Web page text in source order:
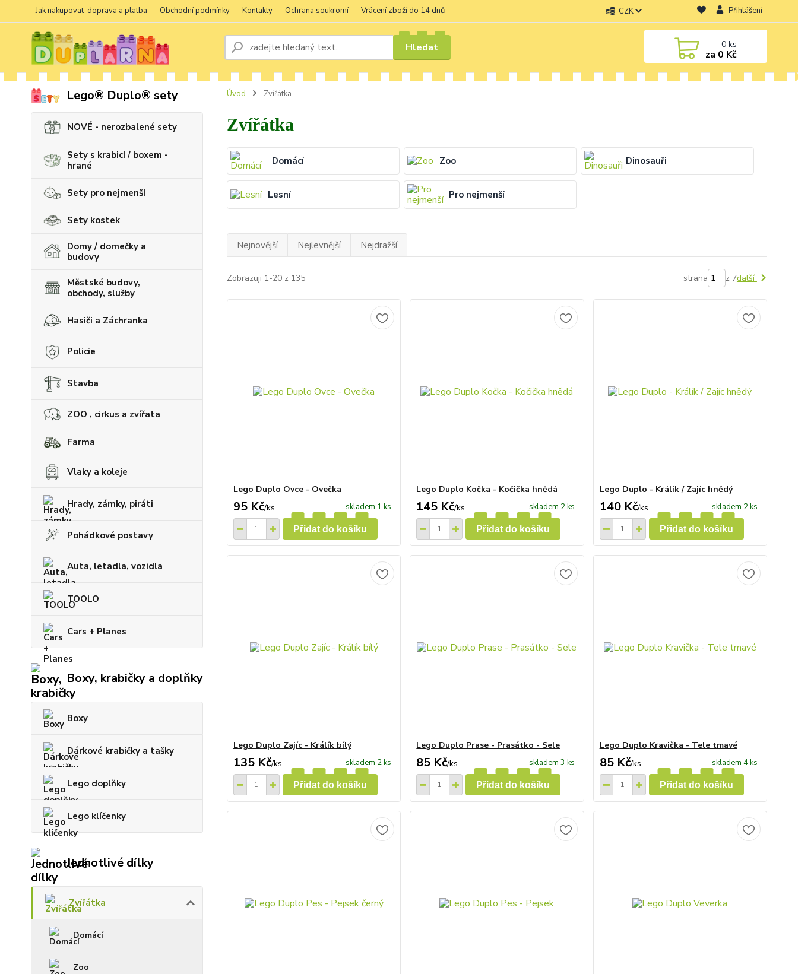
Jak nakupovat-doprava a platba Obchodní podmínky Kontakty Ochrana soukromí Vrácení zboží do 14 dnů CZK Přihlášení
Hledat 0ks
za 0 Kč
Lego® Duplo® sety
NOVÉ - nerozbalené sety
Sety s krabicí / boxem -
hrané
Sety pro nejmenší
Sety kostek
Domy / domečky a
budovy
Městské budovy,
obchody, služby
Hasiči a Záchranka
Policie
Stavba
ZOO , cirkus a zvířata
Farma
Vlaky a koleje
Hrady, zámky, piráti
Pohádkové postavy
Auta, letadla, vozidla
TOOLO
Cars + Planes
Boxy, krabičky a doplňky
Boxy
Dárkové krabičky a tašky
Lego doplňky
Lego klíčenky
Jednotlivé dílky
Zvířátka
Domácí
Zoo
Úvod Zvířátka
Zvířátka
Domácí Zoo Dinosauři
Lesní Pro nejmenší
Nejnovější Nejlevnější Nejdražší
Zobrazuji 1-20 z 135 strana z 7další
Lego Duplo Ovce - Ovečka
95 Kč/ks skladem 1 ks
Přidat do košíku
Lego Duplo Kočka - Kočička hnědá
145 Kč/ks skladem 2 ks
Přidat do košíku
Lego Duplo - Králík / Zajíc hnědý
140 Kč/ks skladem 2 ks
Přidat do košíku
Lego Duplo Zajíc - Králík bílý
135 Kč/ks skladem 2 ks
Přidat do košíku
Lego Duplo Prase - Prasátko - Sele
85 Kč/ks skladem 3 ks
Přidat do košíku
Lego Duplo Kravička - Tele tmavé
85 Kč/ks skladem 4 ks
Přidat do košíku